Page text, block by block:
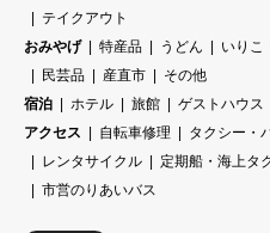
テイクアウト
おみやげ
特産品 うどん いりこ
民芸品
産直市
その他
宿泊
ホテル 旅館 ゲストハウス
アクセス
自転車修理 タクシー・
レンタサイクル
定期船・海上タ
市営のりあいバス